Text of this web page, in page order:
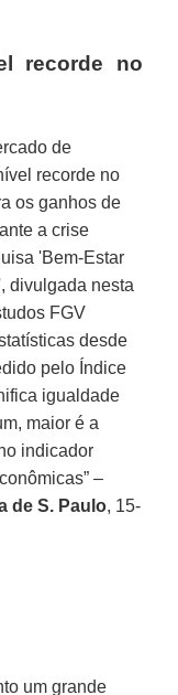
recorde no
de
recorde no
os ganhos de
a crise
'Bem-Estar
divulgada nesta
FGV
desde
pelo Índice
igualdade
maior é a
indicador
–
de S. Paulo, 15-
um grande